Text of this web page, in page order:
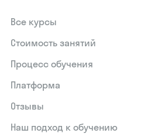
Все курсы
Стоимость занятий
Процесс обучения
Платформа
Отзывы
Наш подход к обучению